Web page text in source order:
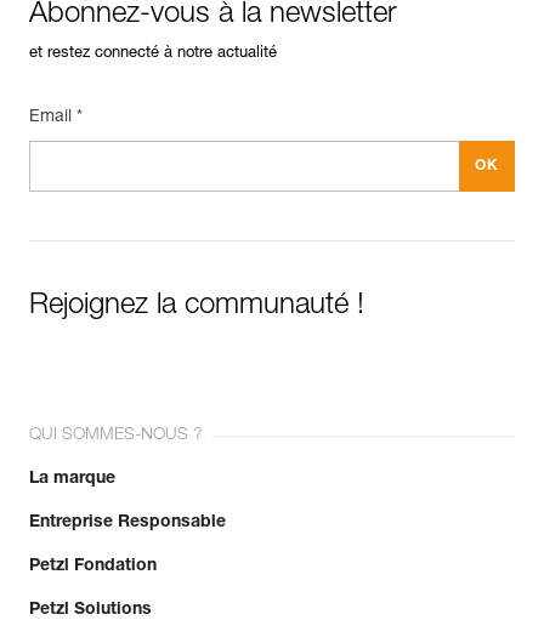
Abonnez-vous à la newsletter
et restez connecté à notre actualité
Email *
Rejoignez la communauté !
QUI SOMMES-NOUS ?
La marque
Entreprise Responsable
Petzl Fondation
Petzl Solutions